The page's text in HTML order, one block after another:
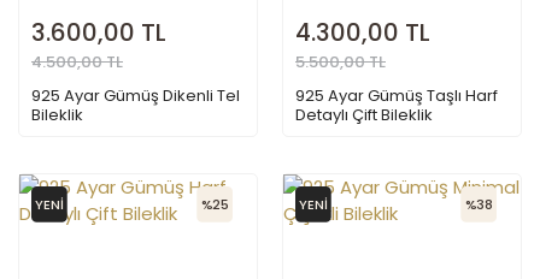
3.600,00 TL
4.500,00 TL
925 Ayar Gümüş Dikenli Tel
Bileklik
4.300,00 TL
5.500,00 TL
925 Ayar Gümüş Taşlı Harf
Detaylı Çift Bileklik
YENİ %25 YENİ %38